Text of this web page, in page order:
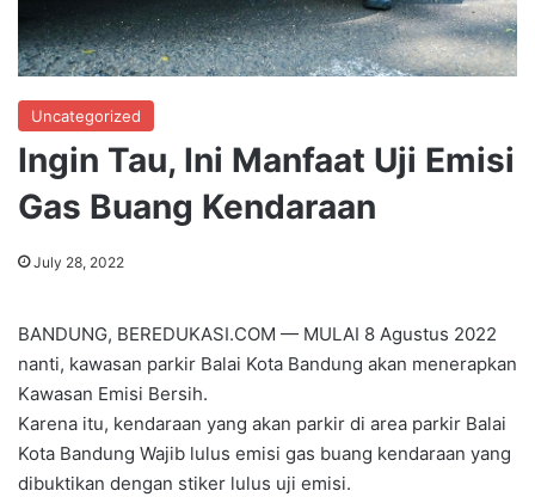
Uncategorized
Ingin Tau, Ini Manfaat Uji Emisi
Gas Buang Kendaraan
July 28, 2022
BANDUNG, BEREDUKASI.COM — MULAI 8 Agustus 2022
nanti, kawasan parkir Balai Kota Bandung akan menerapkan
Kawasan Emisi Bersih.
Karena itu, kendaraan yang akan parkir di area parkir Balai
Kota Bandung Wajib lulus emisi gas buang kendaraan yang
dibuktikan dengan stiker lulus uji emisi.